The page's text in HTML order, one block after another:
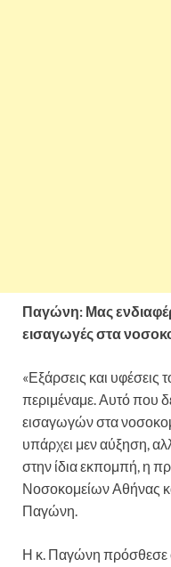
Παγώνη: Μας
εισαγωγές στα
«Εξάρσεις και υφέσεις
περιμέναμε. Αυτό που
εισαγωγών στα
υπάρχει μεν αύξηση,
στην ίδια εκπομπή, η
Νοσοκομείων Αθήνας
Παγώνη.
Η κ. Παγώνη πρόσθεσε